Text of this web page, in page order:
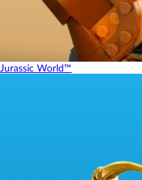
Jurassic World™